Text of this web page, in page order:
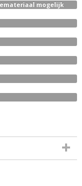
mogelijk